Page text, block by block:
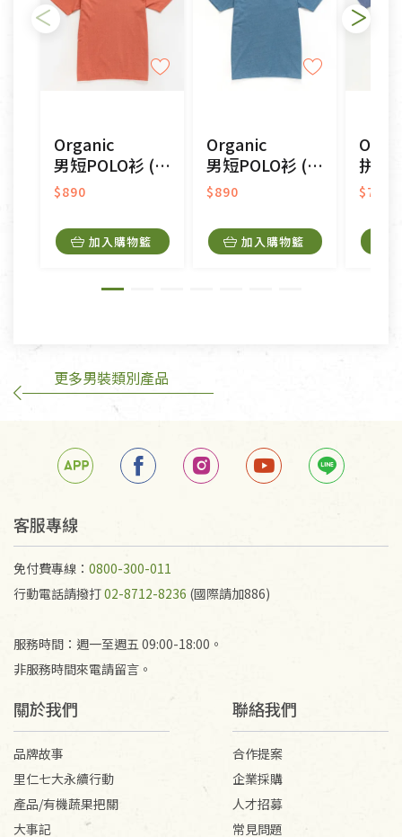
不適用七天鑑賞期商品：
以數位或電磁紀錄形式儲存之商品、易於變質或損壞
接受原片換新。
衣飾鞋類-如T恤，如於送達後水洗或污損者。
美容保養用品、內衣褲、襪子、口罩等私人消耗性產
內衣褲、襪子、口罩個人衛生用品除商品本身有瑕疵
外,依據《通訊交易解除權合理例外情事適用準
不在此限。
訂購手抄稿退貨需知：
手抄稿進行退貨時，請務必保持原包裝方式及使用原
若未保持原包裝方式或未使用原箱退回，導致書籍有
任何折損、磨損、污損或凹角，將不接受退貨，也不
不接受退貨之手抄稿，為敬重法寶故，里仁網購無法
代為結緣處理等。 若需將手抄稿寄還給消費者，因而
產生的運費100元/箱將由消費者負擔。
Organic
男短POLO衫 (鳳梨涼感)(橘色)
$890
加入購物籃
Organic
男短POLO衫 (鳳梨涼感)(藍色)
$890
加入購物籃
拼接男圓短T
$790
更多男裝類別產品
客服專線
免付費專線： 0800-300-011
行動電話請撥打02-8712-8236 (國際請加886)
服務時間：週一至週五 09:00-18:00。
非服務時間來電請留言。
關於我們
品牌故事
里仁七大永續行動
產品/有機蔬果把關
大事記
聯絡我們
合作提案
企業採購
人才招募
常見問題